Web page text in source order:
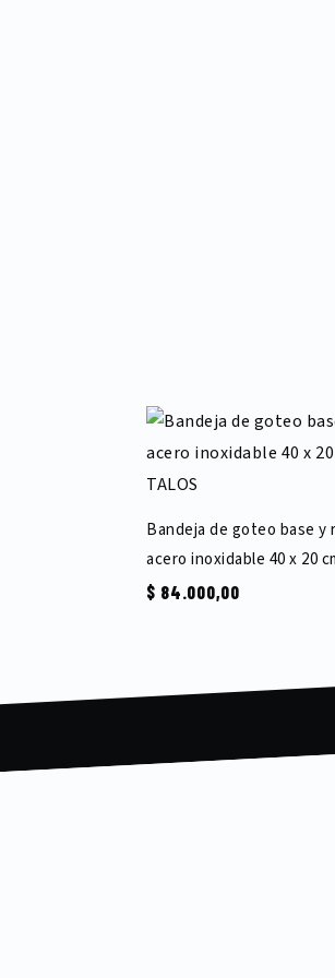
Bandeja de goteo base y
acero inoxidable 40 x 20
$ 84.000,00